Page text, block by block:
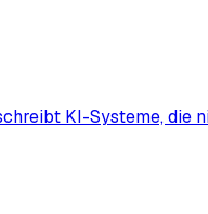
KI-Systeme, die